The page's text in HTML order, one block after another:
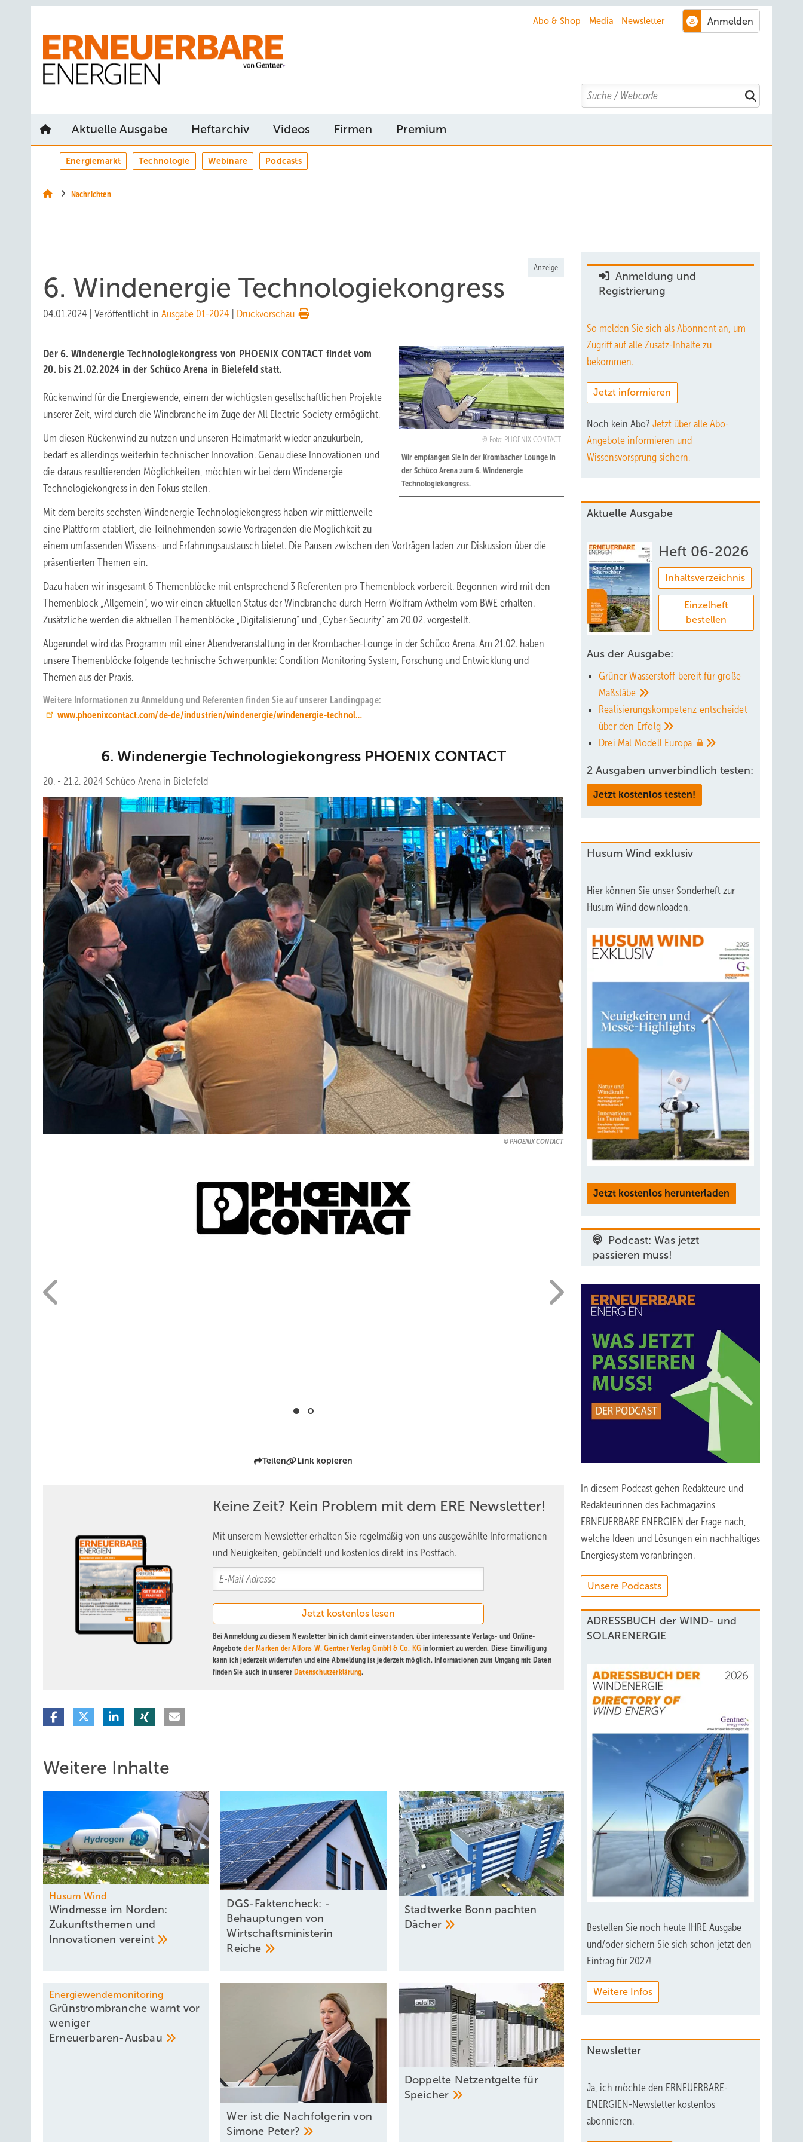
Abo & Shop Media Newsletter
Search
Aktuelle Ausgabe Heftarchiv Videos Firmen Premium
Energiemarkt Technologie Webinare Podcasts
Nachrichten
Anzeige
6. Windenergie Technologiekongress
04.01.2024 Veröffentlicht in Ausgabe 01-2024 Druckvorschau
Foto: PHOENIX CONTACT
Wir empfangen Sie in der Krombacher Lounge in
der Schüco Arena zum 6. Windenergie
Technologiekongress.
Der 6. Windenergie Technologiekongress von PHOENIX CONTACT findet vom
20. bis 21.02.2024 in der Schüco Arena in Bielefeld statt.
Rückenwind für die Energiewende, einem der wichtigsten gesellschaftlichen Projekte
unserer Zeit, wird durch die Windbranche im Zuge der All Electric Society ermöglicht.
Um diesen Rückenwind zu nutzen und unseren Heimatmarkt wieder anzukurbeln,
bedarf es allerdings weiterhin technischer Innovation. Genau diese Innovationen und
die daraus resultierenden Möglichkeiten, möchten wir bei dem Windenergie
Technologiekongress in den Fokus stellen.
Mit dem bereits sechsten Windenergie Technologiekongress haben wir mittlerweile
eine Plattform etabliert, die Teilnehmenden sowie Vortragenden die Möglichkeit zu
einem umfassenden Wissens- und Erfahrungsaustausch bietet. Die Pausen zwischen den Vorträgen laden zur Diskussion über die
präsentierten Themen ein.
Dazu haben wir insgesamt 6 Themenblöcke mit entsprechend 3 Referenten pro Themenblock vorbereit. Begonnen wird mit den
Themenblock „Allgemein“, wo wir einen aktuellen Status der Windbranche durch Herrn Wolfram Axthelm vom BWE erhalten.
Zusätzliche werden die aktuellen Themenblöcke „Digitalisierung“ und „Cyber-Security“ am 20.02. vorgestellt.
Abgerundet wird das Programm mit einer Abendveranstaltung in der Krombacher-Lounge in der Schüco Arena. Am 21.02. haben
unsere Themenblöcke folgende technische Schwerpunkte: Condition Monitoring System, Forschung und Entwicklung und
Themen aus der Praxis.
Weitere Informationen zu Anmeldung und Referenten finden Sie auf unserer Landingpage:
www.phoenixcontact.com/de-de/industrien/windenergie/windenergie-technol…
6. Windenergie Technologiekongress PHOENIX CONTACT
20. - 21.2. 2024 Schüco Arena in Bielefeld
PHOENIX CONTACT
Teilen Link kopieren
Keine Zeit? Kein Problem mit dem ERE Newsletter!
Mit unserem Newsletter erhalten Sie regelmäßig von uns ausgewählte Informationen
und Neuigkeiten, gebündelt und kostenlos direkt ins Postfach.
Bei Anmeldung zu diesem Newsletter bin ich damit einverstanden, über interessante Verlags- und Online-
Angeboteder Marken der Alfons W. Gentner Verlag GmbH & Co. KG informiert zu werden. Diese Einwilligung
kann ich jederzeit widerrufen und eine Abmeldung ist jederzeit möglich. Informationen zum Umgang mit Daten
finden Sie auch in unserer Datenschutzerklärung.
Weitere Inhalte
Husum Wind
Windmesse im Norden:
Zukunftsthemen und
Innovationen vereint
DGS-Faktencheck: ­
Behauptungen von
Wirtschafts­ministerin
Reiche
Stadtwerke Bonn pachten
Dächer
Energiewendemonitoring
Grünstrombranche warnt vor
weniger
­Erneuerbaren-Ausbau
W er ist die Nachfolgerin von
Simone Peter?
Doppelte Netzentgelte für
Speicher
Anmeldung und
Registrierung
So melden Sie sich als Abonnent an, um
Zugriff auf alle Zusatz-Inhalte zu
bekommen.
Jetzt informieren
Noch kein Abo? Jetzt über alle Abo-
Angebote informieren und
Wissensvorsprung sichern.
Aktuelle Ausgabe
Heft 06-2026
Inhaltsverzeichnis
Einzelheft
bestellen
Aus der Ausgabe:
Grüner Wasserstoff bereit für große
Maßstäbe
Realisierungskompetenz entscheidet
über den Erfolg
Drei Mal Modell Europa
2 Ausgaben unverbindlich testen:
Jetzt kostenlos testen!
Husum Wind exklusiv
Hier können Sie unser Sonderheft zur
Husum Wind downloaden.
Jetzt kostenlos herunterladen
Podcast: Was jetzt
passieren muss!
In diesem Podcast gehen Redakteure und
Redakteurinnen des Fachmagazins
ERNEUERBARE ENERGIEN der Frage nach,
welche Ideen und Lösungen ein nachhaltiges
Energiesystem voranbringen.
Unsere Podcasts
ADRESSBUCH der WIND- und
SOLARENERGIE
Bestellen Sie noch heute IHRE Ausgabe
und/oder sichern Sie sich schon jetzt den
Eintrag für 2027!
Weitere Infos
Newsletter
Ja, ich möchte den ERNEUERBARE-
ENERGIEN-Newsletter kostenlos
abonnieren.